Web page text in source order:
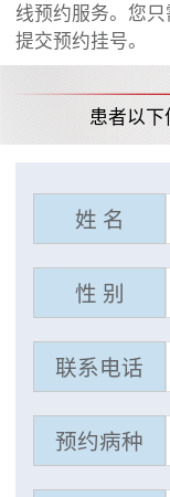
线预约服务。您
提交预约挂号。
患者以
姓 名
性 别
联系电话
预约病种